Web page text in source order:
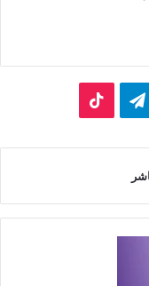
تيلقرام